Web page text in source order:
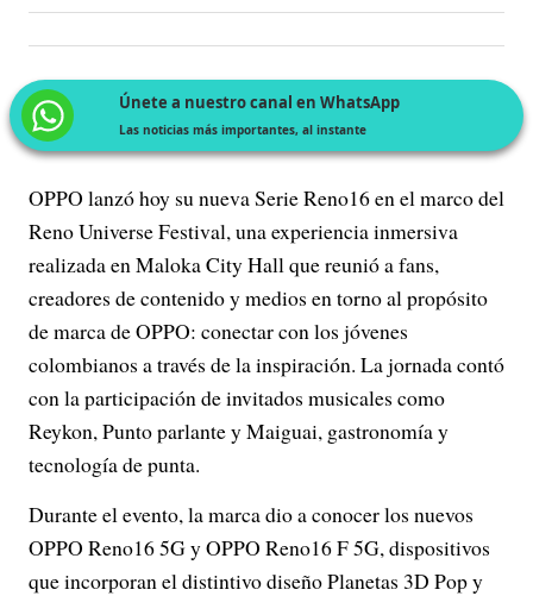
Únete a nuestro canal en WhatsApp
Las noticias más importantes, al instante
OPPO lanzó hoy su nueva Serie Reno16 en el marco del
Reno Universe Festival, una experiencia inmersiva
realizada en Maloka City Hall que reunió a fans,
creadores de contenido y medios en torno al propósito
de marca de OPPO: conectar con los jóvenes
colombianos a través de la inspiración. La jornada contó
con la participación de invitados musicales como
Reykon, Punto parlante y Maiguai, gastronomía y
tecnología de punta.
Durante el evento, la marca dio a conocer los nuevos
OPPO Reno16 5G y OPPO Reno16 F 5G, dispositivos
que incorporan el distintivo diseño Planetas 3D Pop y